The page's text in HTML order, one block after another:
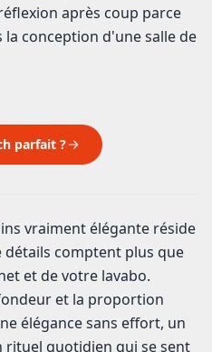
après coup parce
la conception d'une salle de
parfait ?
vraiment élégante réside
détails comptent plus que
et de votre lavabo.
et la proportion
élégance sans effort, un
quotidien qui se sent